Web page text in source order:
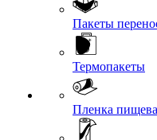
Пакеты
Термопакеты
Пленка